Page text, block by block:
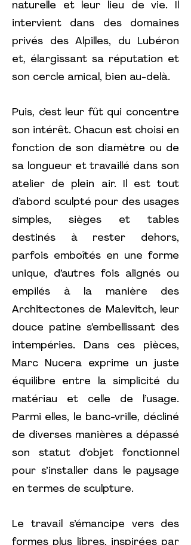
naturelle et leur lieu de vie. Il
intervient dans des domaines
privés des Alpilles, du Lubéron
et, élargissant sa réputation et
son cercle amical, bien au-delà.
Puis, c’est leur fût qui concentre
son intérêt. Chacun est choisi en
fonction de son diamètre ou de
sa longueur et travaillé dans son
atelier de plein air. Il est tout
d’abord sculpté pour des usages
simples, sièges et tables
destinés à rester dehors,
parfois emboîtés en une forme
unique, d’autres fois alignés ou
empilés à la manière des
Architectones de Malevitch, leur
douce patine s’embellissant des
intempéries. Dans ces pièces,
Marc Nucera exprime un juste
équilibre entre la simplicité du
matériau et celle de l’usage.
Parmi elles, le banc-vrille, décliné
de diverses manières a dépassé
son statut d’objet fonctionnel
pour s’installer dans le paysage
en termes de sculpture.
Le travail s’émancipe vers des
formes plus libres, inspirées par